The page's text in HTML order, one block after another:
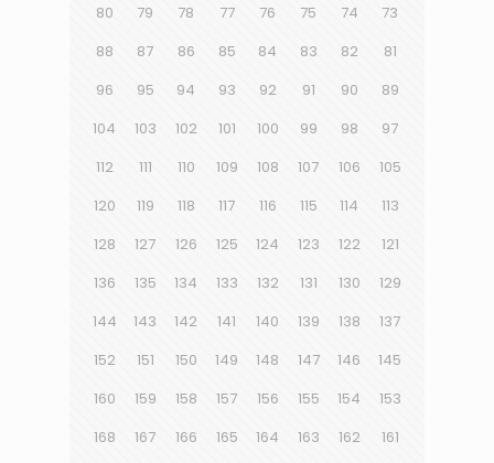
73
74
75
76
77
78
79
80
81
82
83
84
85
86
87
88
89
90
91
92
93
94
95
96
97
98
99
100
101
102
103
104
105
106
107
108
109
110
111
112
113
114
115
116
117
118
119
120
121
122
123
124
125
126
127
128
129
130
131
132
133
134
135
136
137
138
139
140
141
142
143
144
145
146
147
148
149
150
151
152
153
154
155
156
157
158
159
160
161
162
163
164
165
166
167
168